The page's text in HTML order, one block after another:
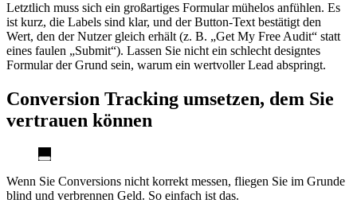
Letztlich muss sich ein großartiges Formular mühelos anfühlen. Es
ist kurz, die Labels sind klar, und der Button-Text bestätigt den
Wert, den der Nutzer gleich erhält (z. B. „Get My Free Audit“ statt
eines faulen „Submit“). Lassen Sie nicht ein schlecht designtes
Formular der Grund sein, warum ein wertvoller Lead abspringt.
Conversion Tracking umsetzen, dem Sie
vertrauen können
Wenn Sie Conversions nicht korrekt messen, fliegen Sie im Grunde
blind und verbrennen Geld. So einfach ist das.